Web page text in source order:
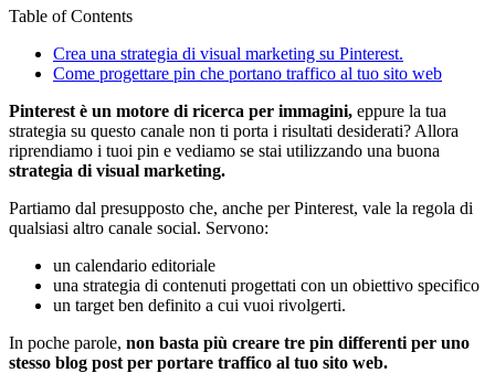
Table of Contents
Crea una strategia di visual marketing su Pinterest.
Come progettare pin che portano traffico al tuo sito web
Pinterest è un motore di ricerca per immagini, eppure la tua
strategia su questo canale non ti porta i risultati desiderati? Allora
riprendiamo i tuoi pin e vediamo se stai utilizzando una buona
strategia di visual marketing.
Partiamo dal presupposto che, anche per Pinterest, vale la regola di
qualsiasi altro canale social. Servono:
un calendario editoriale
una strategia di contenuti progettati con un obiettivo specifico
un target ben definito a cui vuoi rivolgerti.
In poche parole, non basta più creare tre pin differenti per uno
stesso blog post per portare traffico al tuo sito web.